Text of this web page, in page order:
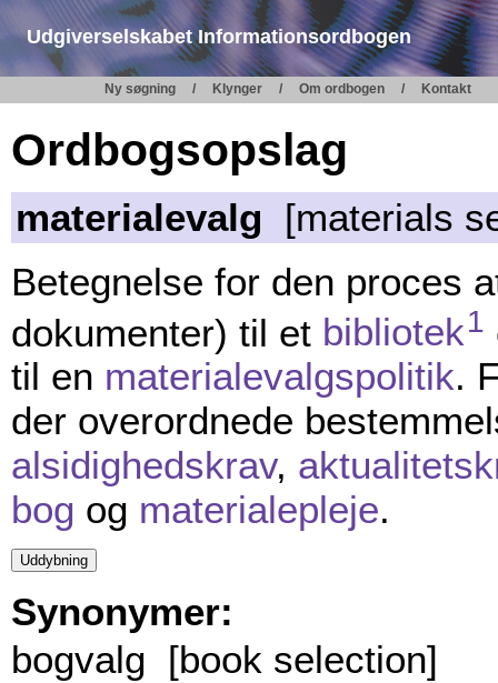
Udgiverselskabet Informationsordbogen
Ny søgning Klynger Om ordbogen Kontakt
Ordbogsopslag
materialevalg [materials
Betegnelse for den proces
dokumenter) til et bibliotek1
til en materialevalgspolitik.
der overordnede
alsidighedskrav,
bog og materialepleje.
Synonymer:
bogvalg [book selection]